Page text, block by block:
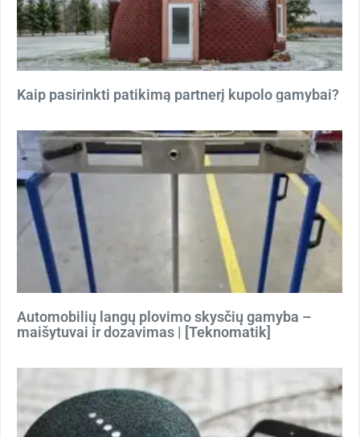
Kaip pasirinkti patikimą partnerį kupolo gamybai?
Automobilių langų plovimo skysčių gamyba –
maišytuvai ir dozavimas | [Teknomatik]